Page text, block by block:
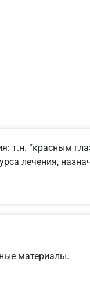
т.н. “красным
лечения,
материалы.